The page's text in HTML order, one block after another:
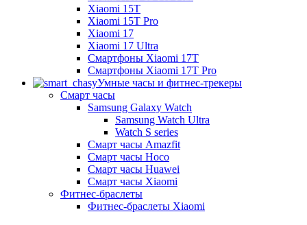
Xiaomi 15T
Xiaomi 15T Pro
Xiaomi 17
Xiaomi 17 Ultra
Смартфоны Xiaomi 17Т
Смартфоны Xiaomi 17Т Pro
Умные часы и фитнес-трекеры
Смарт часы
Samsung Galaxy Watch
Samsung Watch Ultra
Watch S series
Смарт часы Amazfit
Смарт часы Hoco
Смарт часы Huawei
Смарт часы Xiaomi
Фитнес-браслеты
Фитнес-браслеты Xiaomi